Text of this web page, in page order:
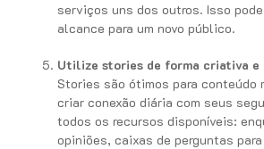
serviços uns dos outros. Isso
alcance para um novo público.
Utilize stories de forma criativa e
Stories são ótimos para conteúdo
criar conexão diária com seus
todos os recursos disponíveis:
opiniões, caixas de perguntas